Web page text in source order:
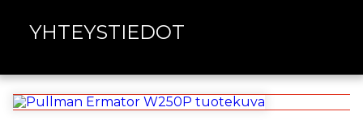
YHTEYSTIEDOT